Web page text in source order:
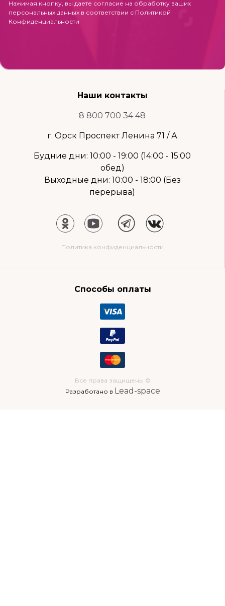
Нажимая кнопку, вы даете согласие на обработку ваших
персональных данных в соответствии с Политикой
Конфиденциальности
Наши контакты
8 800 700 34 48
г. Орск Проспект Ленина 71 / А
Будние дни: 10:00 - 19:00 (14:00 - 15:00
обед)
Выходные дни: 10:00 - 18:00 (Без
перерыва)
Политика конфиденциальности
Способы оплаты
Все права защищены ©
Разработано в Lead-space